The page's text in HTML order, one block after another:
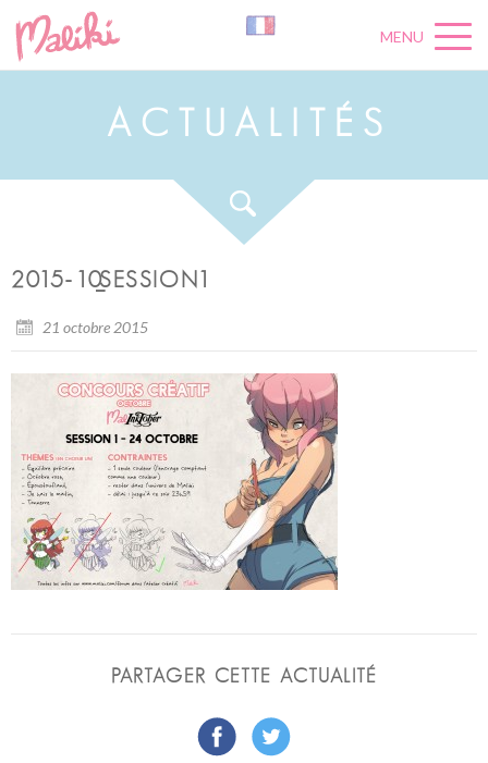
MENU
A C U A L É S
2015-10_SESSION1
21 octobre 2015
PARTAGER CETTE ACTUALITÉ